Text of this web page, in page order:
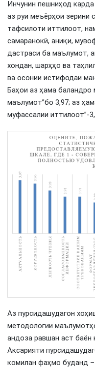
Инчунин пешниҳод
аз руи меъёрҳои зерини
тафсилоти иттилоот,
самаранокӣ, аниқи,
дастраси ба маълумот,
хондан, шарҳҳо ва
ва осонии истифодаи
Баҳои аз ҳама баландро
маълумот”бо 3,97; аз
муфассалии иттилоот”-
Аз пурсидашудагон
методологии
андоза равшан аст баён
Аксарияти
комилан фаҳмо буданд –